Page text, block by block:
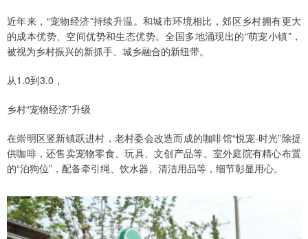
近年来，“宠物经济”持续升温。和城市环境相比，郊区乡村拥有更大
的成本优势、空间优势和生态优势。全国多地涌现出的“萌宠小镇”，
被视为乡村振兴的新抓手、城乡融合的新纽带。
从1.0到3.0，
乡村“宠物经济”升级
在崇明区竖新镇跃进村，老村委会改造而成的咖啡馆“悦宠·时光”除提
供咖啡，还售卖宠物零食、玩具、文创产品等。室外庭院有精心布置
的“泊狗位”，配备牵引绳、饮水器、清洁用品等，细节彰显用心。